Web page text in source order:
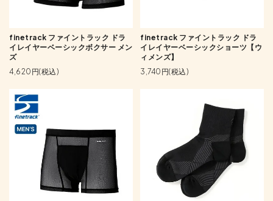
finetrack ファイントラック ドラ
イレイヤーベーシックボクサー メン
ズ
4,620円(税込)
finetrack ファイントラック ドラ
イレイヤーベーシックショーツ【ウ
ィメンズ】
3,740円(税込)